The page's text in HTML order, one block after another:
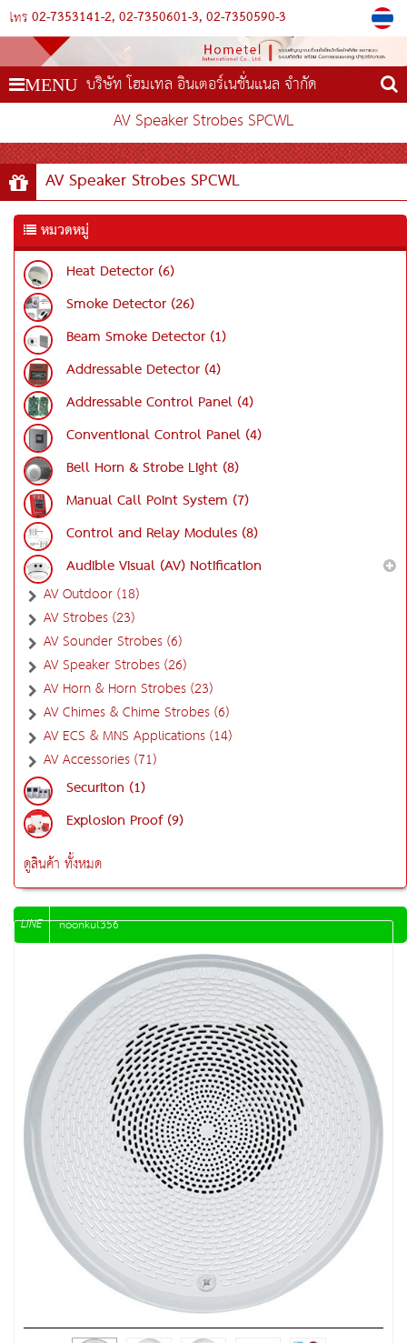
โทร 02-7353141-2 02-7350601-3 02-7350590-3
MENU บริษัท โฮมเทล อินเตอร์เนชั่นแนล จำกัด
AV Speaker Strobes SPCWL
AV Speaker Strobes SPCWL
หมวดหมู่
Heat Detector (6)
Smoke Detector (26)
Beam Smoke Detector (1)
Addressable Detector (4)
Addressable Control Panel (4)
Conventional Control Panel (4)
Bell Horn & Strobe Light (8)
Manual Call Point System (7)
Control and Relay Modules (8)
Audible Visual (AV) Notification
AV Outdoor (18)
AV Strobes (23)
AV Sounder Strobes (6)
AV Speaker Strobes (26)
AV Horn & Horn Strobes (23)
AV Chimes & Chime Strobes (6)
AV ECS & MNS Applications (14)
AV Accessories (71)
Securiton (1)
Explosion Proof (9)
ดูสินค้า ทั้งหมด
LINE noonkul356